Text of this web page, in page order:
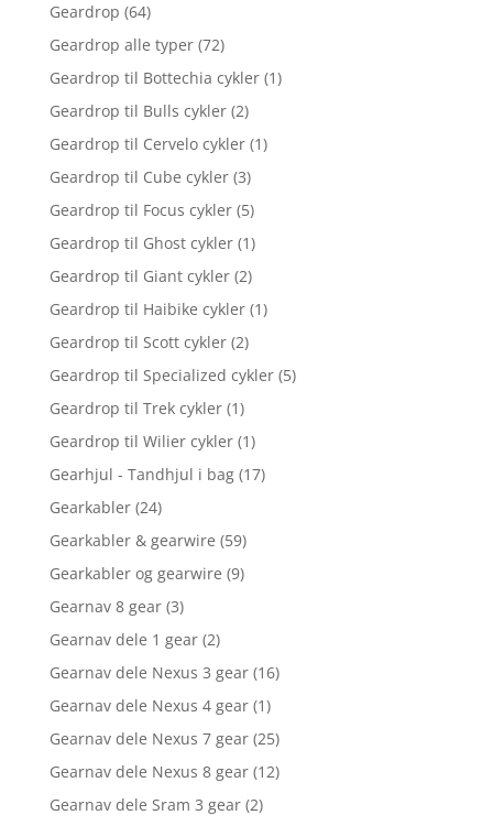
Geardrop (64)
Geardrop alle typer (72)
Geardrop til Bottechia cykler (1)
Geardrop til Bulls cykler (2)
Geardrop til Cervelo cykler (1)
Geardrop til Cube cykler (3)
Geardrop til Focus cykler (5)
Geardrop til Ghost cykler (1)
Geardrop til Giant cykler (2)
Geardrop til Haibike cykler (1)
Geardrop til Scott cykler (2)
Geardrop til Specialized cykler (5)
Geardrop til Trek cykler (1)
Geardrop til Wilier cykler (1)
Gearhjul - Tandhjul i bag (17)
Gearkabler (24)
Gearkabler & gearwire (59)
Gearkabler og gearwire (9)
Gearnav 8 gear (3)
Gearnav dele 1 gear (2)
Gearnav dele Nexus 3 gear (16)
Gearnav dele Nexus 4 gear (1)
Gearnav dele Nexus 7 gear (25)
Gearnav dele Nexus 8 gear (12)
Gearnav dele Sram 3 gear (2)